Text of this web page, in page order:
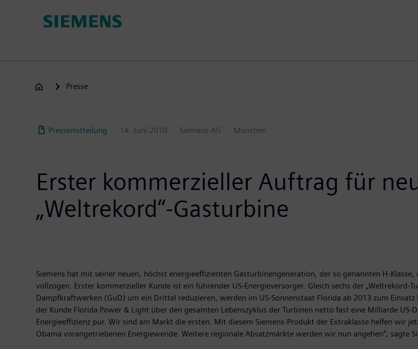
Presse
Pressemitteilung 14. Juni 2010 Siemens AG München
Erster kommerzieller Auftrag für
„Weltrekord“-Gasturbine
Siemens hat mit seiner neuen, höchst energieeffizienten Gasturbinengeneration, der so genannten H-
vollzogen. Erster kommerzieller Kunde ist ein führender US-Energieversorger. Gleich sechs der „Weltrekord-
Dampfkraftwerken (GuD) um ein Drittel reduzieren, werden im US-Sonnenstaat Florida ab 2013 zum
der Kunde Florida Power & Light über den gesamten Lebenszyklus der Turbinen netto fast eine Milliarde US-
Energieeffizienz pur. Wir sind am Markt die ersten. Mit diesem Siemens-Produkt der Extraklasse helfen wir
Obama vorangetriebenen Energiewende. Weitere regionale Absatzmärkte werden wir nun angehen“, sagte